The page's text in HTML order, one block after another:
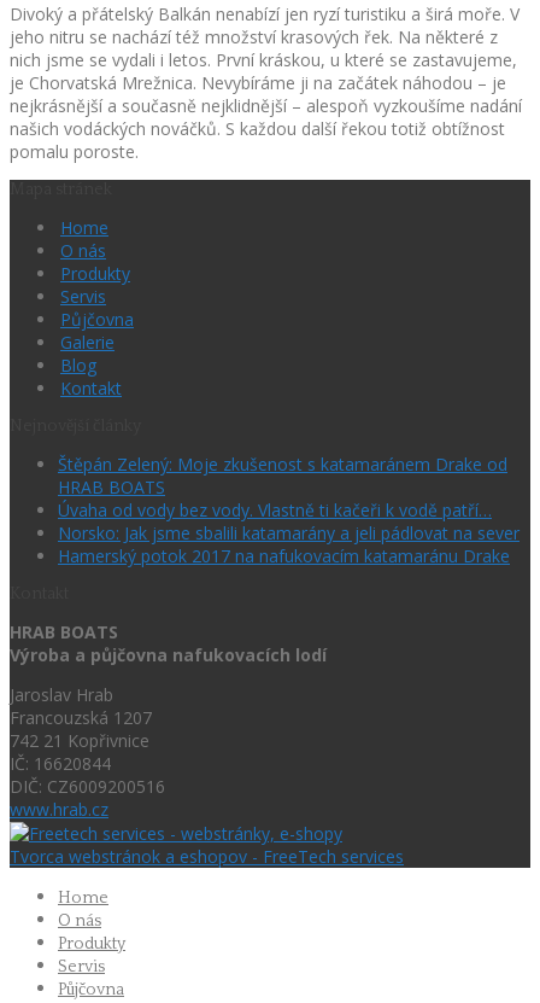
Divoký a přátelský Balkán nenabízí jen ryzí turistiku a širá moře. V
jeho nitru se nachází též množství krasových řek. Na některé z
nich jsme se vydali i letos. První kráskou, u které se zastavujeme,
je Chorvatská Mrežnica. Nevybíráme ji na začátek náhodou – je
nejkrásnější a současně nejklidnější – alespoň vyzkoušíme nadání
našich vodáckých nováčků. S každou další řekou totiž obtížnost
pomalu poroste.
Home
O nás
Produkty
Servis
Půjčovna
Galerie
Blog
Kontakt
Štěpán Zelený: Moje zkušenost s katamaránem Drake od
HRAB BOATS
Úvaha od vody bez vody. Vlastně ti kačeři k vodě patří…
Norsko: Jak jsme sbalili katamarány a jeli pádlovat na sever
Hamerský potok 2017 na nafukovacím katamaránu Drake
HRAB BOATS
Výroba a půjčovna nafukovacích lodí
Jaroslav Hrab
Francouzská 1207
742 21 Kopřivnice
IČ: 16620844
DIČ: CZ6009200516
www.hrab.cz
Tvorca webstránok a eshopov - FreeTech services
Home
O nás
Produkty
Servis
Půjčovna